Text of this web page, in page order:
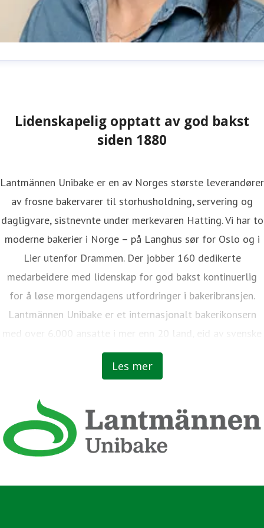
Lidenskapelig opptatt av god bakst
siden 1880
Les mer
Lantmännen Unibake er en av Norges største leverandører
av frosne bakervarer til storhusholdning, servering og
dagligvare, sistnevnte under merkevaren Hatting. Vi har to
moderne bakerier i Norge – på Langhus sør for Oslo og i
Lier utenfor Drammen. Der jobber 160 dedikerte
medarbeidere med lidenskap for god bakst kontinuerlig
for å løse morgendagens utfordringer i bakeribransjen.
Lantmännen Unibake er et internasjonalt bakerikonsern
med over 6.000 ansatte i mer enn 20 land, eid av svenske
bønder.